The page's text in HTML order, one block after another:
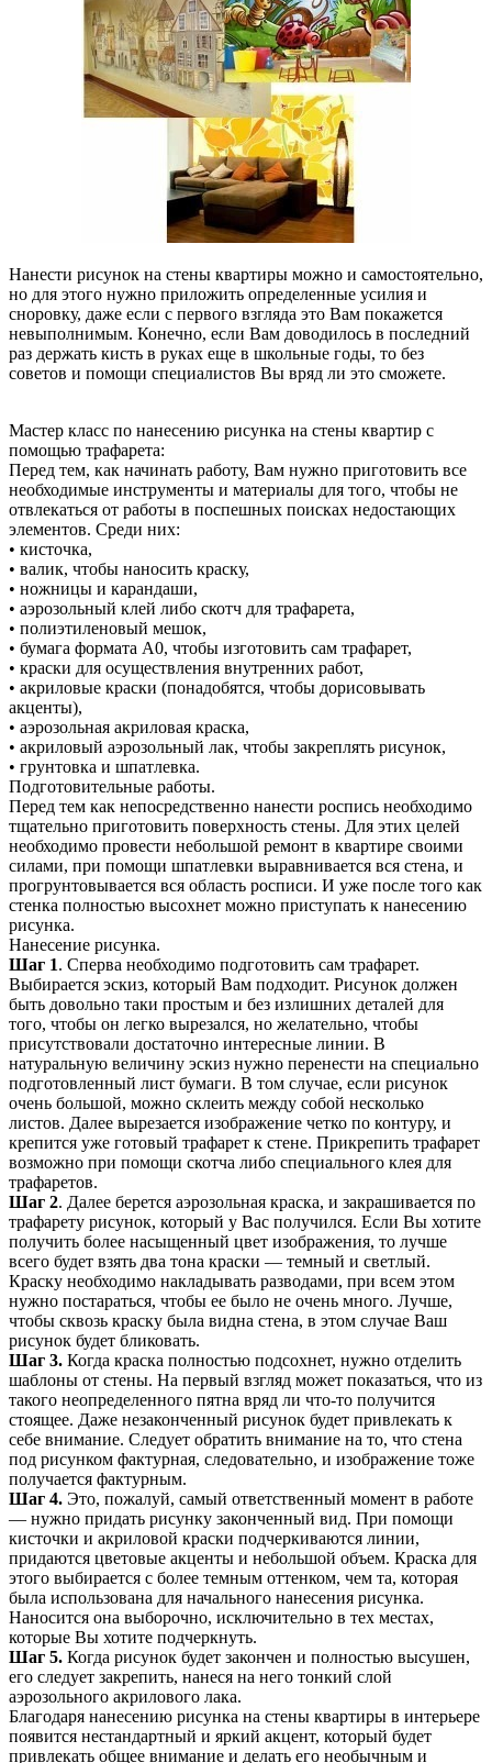
Нанести рисунок на стены квартиры можно и самостоятельно,
но для этого нужно приложить определенные усилия и
сноровку, даже если с первого взгляда это Вам покажется
невыполнимым. Конечно, если Вам доводилось в последний
раз держать кисть в руках еще в школьные годы, то без
советов и помощи специалистов Вы вряд ли это сможете.
Мастер класс по нанесению рисунка на стены квартир с
помощью трафарета:
Перед тем, как начинать работу, Вам нужно приготовить все
необходимые инструменты и материалы для того, чтобы не
отвлекаться от работы в поспешных поисках недостающих
элементов. Среди них:
• кисточка,
• валик, чтобы наносить краску,
• ножницы и карандаши,
• аэрозольный клей либо скотч для трафарета,
• полиэтиленовый мешок,
• бумага формата А0, чтобы изготовить сам трафарет,
• краски для осуществления внутренних работ,
• акриловые краски (понадобятся, чтобы дорисовывать
акценты),
• аэрозольная акриловая краска,
• акриловый аэрозольный лак, чтобы закреплять рисунок,
• грунтовка и шпатлевка.
Подготовительные работы.
Перед тем как непосредственно нанести роспись необходимо
тщательно приготовить поверхность стены. Для этих целей
необходимо провести небольшой ремонт в квартире своими
силами, при помощи шпатлевки выравнивается вся стена, и
прогрунтовывается вся область росписи. И уже после того как
стенка полностью высохнет можно приступать к нанесению
рисунка.
Нанесение рисунка.
Шаг 1. Сперва необходимо подготовить сам трафарет.
Выбирается эскиз, который Вам подходит. Рисунок должен
быть довольно таки простым и без излишних деталей для
того, чтобы он легко вырезался, но желательно, чтобы
присутствовали достаточно интересные линии. В
натуральную величину эскиз нужно перенести на специально
подготовленный лист бумаги. В том случае, если рисунок
очень большой, можно склеить между собой несколько
листов. Далее вырезается изображение четко по контуру, и
крепится уже готовый трафарет к стене. Прикрепить трафарет
возможно при помощи скотча либо специального клея для
трафаретов.
Шаг 2. Далее берется аэрозольная краска, и закрашивается по
трафарету рисунок, который у Вас получился. Если Вы хотите
получить более насыщенный цвет изображения, то лучше
всего будет взять два тона краски — темный и светлый.
Краску необходимо накладывать разводами, при всем этом
нужно постараться, чтобы ее было не очень много. Лучше,
чтобы сквозь краску была видна стена, в этом случае Ваш
рисунок будет бликовать.
Шаг 3. Когда краска полностью подсохнет, нужно отделить
шаблоны от стены. На первый взгляд может показаться, что из
такого неопределенного пятна вряд ли что-то получится
стоящее. Даже незаконченный рисунок будет привлекать к
себе внимание. Следует обратить внимание на то, что стена
под рисунком фактурная, следовательно, и изображение тоже
получается фактурным.
Шаг 4. Это, пожалуй, самый ответственный момент в работе
— нужно придать рисунку законченный вид. При помощи
кисточки и акриловой краски подчеркиваются линии,
придаются цветовые акценты и небольшой объем. Краска для
этого выбирается с более темным оттенком, чем та, которая
была использована для начального нанесения рисунка.
Наносится она выборочно, исключительно в тех местах,
которые Вы хотите подчеркнуть.
Шаг 5. Когда рисунок будет закончен и полностью высушен,
его следует закрепить, нанеся на него тонкий слой
аэрозольного акрилового лака.
Благодаря нанесению рисунка на стены квартиры в интерьере
появится нестандартный и яркий акцент, который будет
привлекать общее внимание и делать его необычным и